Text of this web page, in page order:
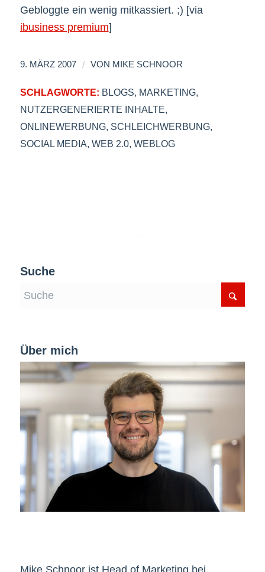
Gebloggte ein wenig mitkassiert. ;) [via
ibusiness premium]
9. MÄRZ 2007 / VON MIKE SCHNOOR
SCHLAGWORTE: BLOGS, MARKETING,
NUTZERGENERIERTE INHALTE,
ONLINEWERBUNG, SCHLEICHWERBUNG,
SOCIAL MEDIA, WEB 2.0, WEBLOG
Suche
Über mich
Mike Schnoor ist Head of Marketing bei